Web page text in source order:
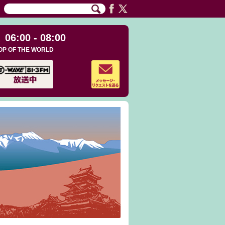
06:00 - 08:00
OF THE WORLD